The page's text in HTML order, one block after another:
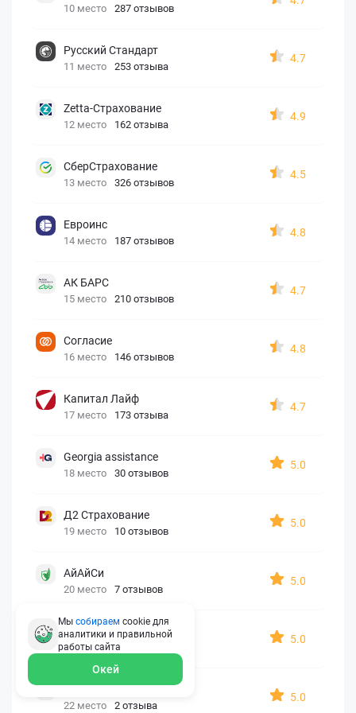
10 место 287 отзывов
Русский Стандарт
11 место 253 отзыва
4.7
Zetta-Страхование
12 место 162 отзыва
4.9
СберСтрахование
13 место 326 отзывов
4.5
Евроинс
14 место 187 отзывов
4.8
АК БАРС
15 место 210 отзывов
4.7
Согласие
16 место 146 отзывов
4.8
Капитал Лайф
17 место 173 отзыва
4.7
Georgia assistance
18 место 30 отзывов
5.0
Д2 Страхование
19 место 10 отзывов
5.0
АйАйСи
20 место 7 отзывов
5.0
OxySport
21 место 6 отзывов
5.0
ERGO AXA
22 место 2 отзыва
5.0
Мы собираем cookie для
аналитики и правильной
работы сайта
Окей